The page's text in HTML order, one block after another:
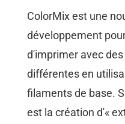
ColorMix est une
développement
d'imprimer avec
différentes en
filaments de base.
est la création d'«